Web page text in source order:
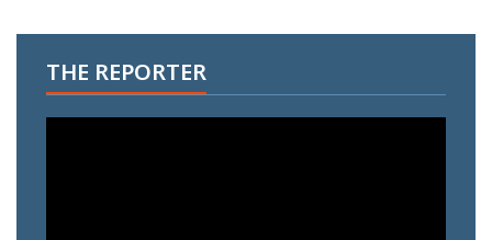
THE REPORTER